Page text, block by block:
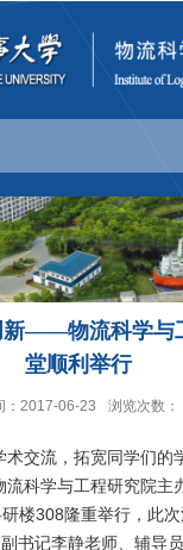
新——物流科学与
堂顺利举行
：2017-06-23 浏览次数：
术交流，拓宽同学们的
流科学与工程研究院主
楼308隆重举行，此
书记李静老师、辅导